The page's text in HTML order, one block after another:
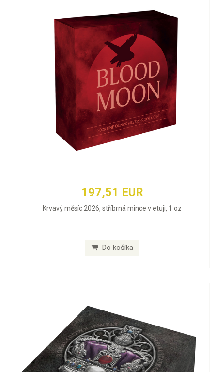
197,51 EUR
Krvavý měsíc 2026, stříbrná mince v etuji, 1 oz
Do košíka